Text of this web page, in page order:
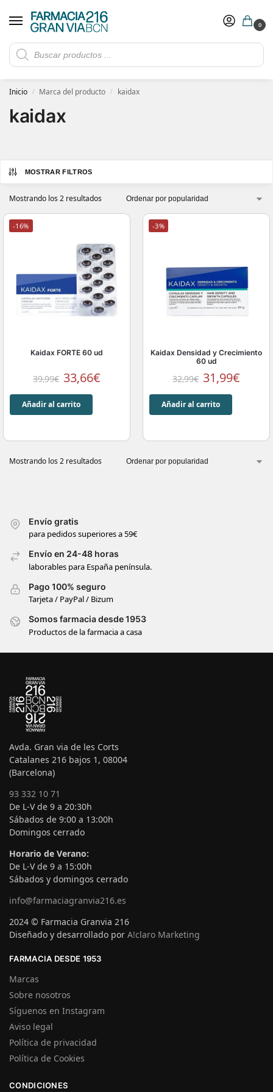
0
Rebajas de verano hasta -30%
​ 5€ de descuento con el cupón 5GRANVIA (compras superiores a 150€)
Inicio / Marca del producto / kaidax
kaidax
MOSTRAR FILTROS
Mostrando los 2 resultados
-16%
Kaidax FORTE 60 ud
39,99€ 33,66€
Añadir al carrito
-3%
Kaidax Densidad y Crecimiento
60 ud
32,99€ 31,99€
Añadir al carrito
Mostrando los 2 resultados
Envío gratis
para pedidos superiores a 59€
Envío en 24-48 horas
laborables para España península.
Pago 100% seguro
Tarjeta / PayPal / Bizum
Somos farmacia desde 1953
Productos de la farmacia a casa
Avda. Gran via de les Corts
Catalanes 216 bajos 1, 08004
(Barcelona)
93 332 10 71
De L-V de 9 a 20:30h
Sábados de 9:00 a 13:00h
Domingos cerrado
Horario de Verano:
De L-V de 9 a 15:00h
Sábados y domingos cerrado
info@farmaciagranvia216.es
2024 © Farmacia Granvia 216
Diseñado y desarrollado por A!claro Marketing
FARMACIA DESDE 1953
Marcas
Sobre nosotros
Síguenos en Instagram
Aviso legal
Política de privacidad
Política de Cookies
CONDICIONES